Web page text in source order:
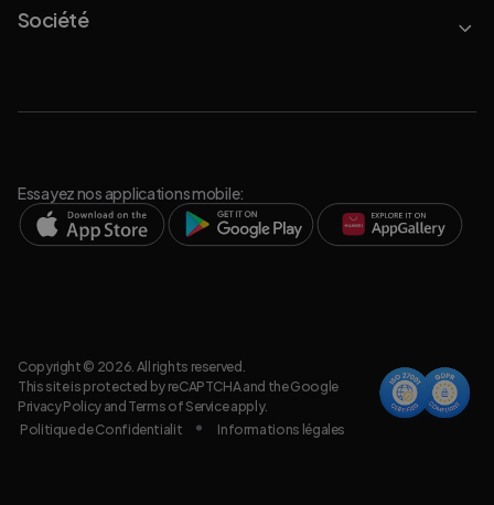
Société
Essayez nos applications mobile:
Copyright © 2026. All rights reserved.
This site is protected by reCAPTCHA and the Google
Privacy Policyand Terms of Serviceapply.
Politique de Confidentialit
Informations légales